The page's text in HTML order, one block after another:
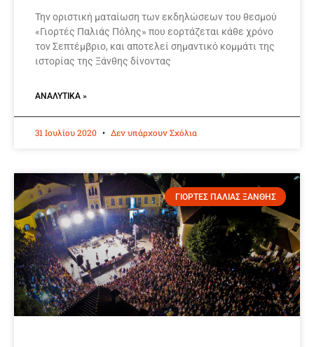
Την οριστική ματαίωση των εκδηλώσεων του θεσμού
«Γιορτές Παλιάς Πόλης» που εορτάζεται κάθε χρόνο
τον Σεπτέμβριο, και αποτελεί σημαντικό κομμάτι της
ιστορίας της Ξάνθης δίνοντας
ΑΝΑΛΥΤΙΚΆ »
31 Ιουλίου 2020 Δεν υπάρχουν Σχόλια
ΓΙΟΡΤΕΣ ΠΑΛΙΑΣ ΞΑΝΘΗΣ